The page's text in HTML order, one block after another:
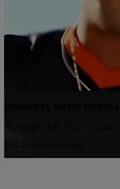
木, 2026年 8月 27日 • 19:00